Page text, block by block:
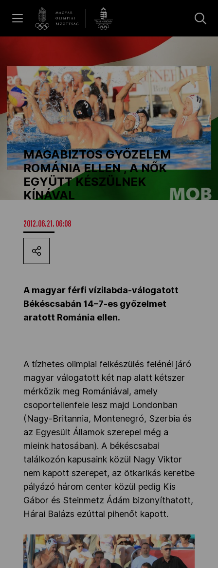
Galéria
Dakar 2026
Los Angeles 2028
MOB
Kettőskarrier-program
Társszervezetek
Adatbank
MAGABIZTOS GYŐZELEM
ROMÁNIA ELLEN , A NŐK
EGYÜTT KÉSZÜLNEK
KÍNÁVAL
2012.06.21. 06:08
A magyar férfi vízilabda-válogatott
Békéscsabán 14–7-es győzelmet
aratott Románia ellen.
A tízhetes olimpiai felkészülés felénél járó
magyar válogatott két nap alatt kétszer
mérkőzik meg Romániával, amely
csoportellenfele lesz majd Londonban
(Nagy-Britannia, Montenegró, Szerbia és
az Egyesült Államok szerepel még a
mieink hatosában). A békéscsabai
találkozón kapusaink közül Nagy Viktor
nem kapott szerepet, az ötkarikás keretbe
pályázó három center közül pedig Kis
Gábor és Steinmetz Ádám bizonyíthatott,
Hárai Balázs ezúttal pihenőt kapott.